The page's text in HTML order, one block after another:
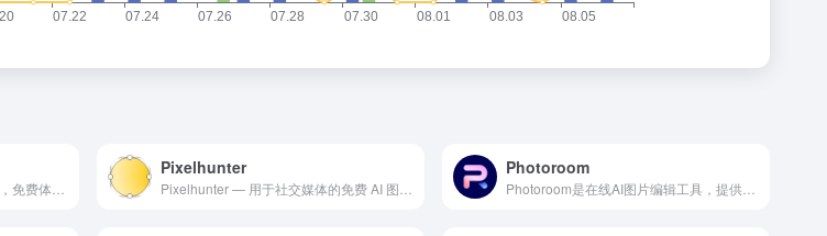
Pixelhunter Photoroom